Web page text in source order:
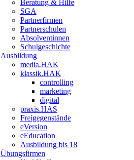
Beratung & Hilfe
SGA
Partnerfirmen
Partnerschulen
Absolventinnen
Schulgeschichte
Ausbildung
media.HAK
klassik.HAK
controlling
marketing
digital
praxis.HAS
Freigegenstände
eVersion
eEducation
Ausbildung bis 18
Übungsfirmen